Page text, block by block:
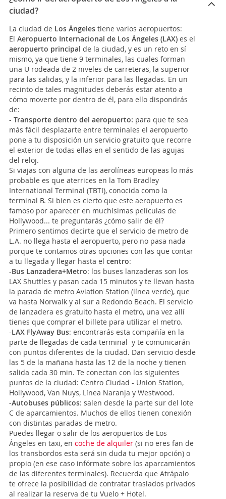
ciudad?
La ciudad de Los Ángeles tiene varios aeropuertos:
El Aeropuerto Internacional de Los Ángeles (LAX) es el
aeropuerto principal de la ciudad, y es un reto en sí
mismo, ya que tiene 9 terminales, las cuales forman
una U rodeada de 2 niveles de carreteras, la superior
para las salidas, y la inferior para las llegadas. En un
recinto de tales magnitudes deberás estar atento a
cómo moverte por dentro de él, para ello dispondrás
de:
- Transporte dentro del aeropuerto: para que te sea
más fácil desplazarte entre terminales el aeropuerto
pone a tu disposición un servicio gratuito que recorre
el exterior de todas ellas en el sentido de las agujas
del reloj.
Si viajas con alguna de las aerolíneas europeas lo más
probable es que aterrices en la Tom Bradley
International Terminal (TBTI), conocida como la
terminal B. Si bien es cierto que este aeropuerto es
famoso por aparecer en muchísimas películas de
Hollywood... te preguntarás ¿cómo salir de él?
Primero sentimos decirte que el servicio de metro de
L.A. no llega hasta el aeropuerto, pero no pasa nada
porque te contamos otras opciones con las que contar
a tu llegada y llegar hasta el centro:
-Bus Lanzadera+Metro: los buses lanzaderas son los
LAX Shuttles y pasan cada 15 minutos y te llevan hasta
la parada de metro Aviation Station (línea verde), que
va hasta Norwalk y al sur a Redondo Beach. El servicio
de lanzadera es gratuito hasta el metro, una vez allí
tienes que comprar el billete para utilizar el metro.
-LAX FlyAway Bus: encontrarás esta compañía en la
parte de llegadas de cada terminal y te comunicarán
con puntos diferentes de la ciudad. Dan servicio desde
las 5 de la mañana hasta las 12 de la noche y tienen
salida cada 30 min. Te conectan con los siguientes
puntos de la ciudad: Centro Ciudad - Union Station,
Hollywood, Van Nuys, Línea Naranja y Westwood.
-Autobuses públicos: salen desde la parte sur del lote
C de aparcamientos. Muchos de ellos tienen conexión
con distintas paradas de metro.
Puedes llegar o salir de los aeropuertos de Los
Ángeles en taxi, en coche de alquiler (si no eres fan de
los transbordos esta será sin duda tu mejor opción) o
propio (en ese caso infórmate sobre los aparcamientos
de las diferentes terminales). Recuerda que Atrápalo
te ofrece la posibilidad de contratar traslados privados
al realizar la reserva de tu Vuelo + Hotel.